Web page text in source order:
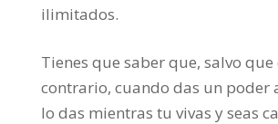
ilimitados.
Tienes que saber que, salvo
contrario, cuando das un poder
lo das mientras tu vivas y seas